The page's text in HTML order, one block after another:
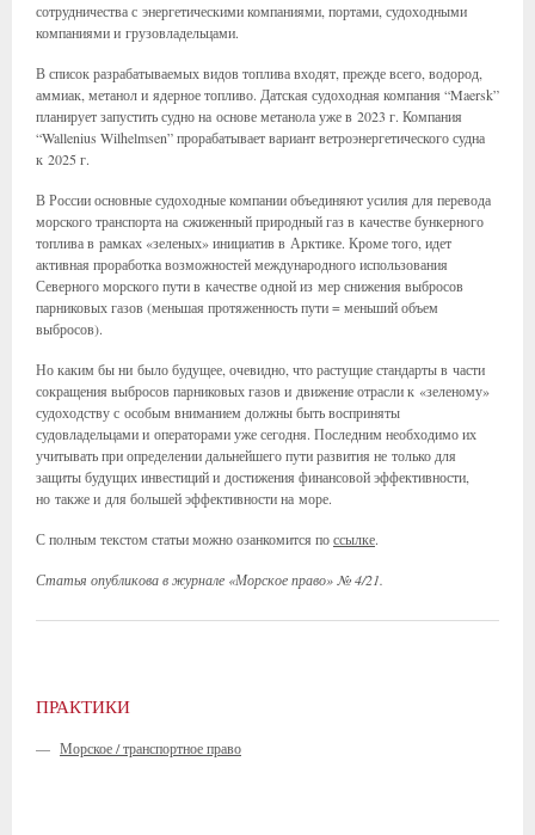
сотрудничества с энергетическими компаниями, портами, судоходными
компаниями и грузовладельцами.
В список разрабатываемых видов топлива входят, прежде всего, водород,
аммиак, метанол и ядерное топливо. Датская судоходная компания “Maersk”
планирует запустить судно на основе метанола уже в 2023 г. Компания
“Wallenius Wilhelmsen” прорабатывает вариант ветроэнергетического судна
к 2025 г.
В России основные судоходные компании объединяют усилия для перевода
морского транспорта на сжиженный природный газ в качестве бункерного
топлива в рамках «зеленых» инициатив в Арктике. Кроме того, идет
активная проработка возможностей международного использования
Северного морского пути в качестве одной из мер снижения выбросов
парниковых газов (меньшая протяженность пути = меньший объем
выбросов).
Но каким бы ни было будущее, очевидно, что растущие стандарты в части
сокращения выбросов парниковых газов и движение отрасли к «зеленому»
судоходству с особым вниманием должны быть восприняты
судовладельцами и операторами уже сегодня. Последним необходимо их
учитывать при определении дальнейшего пути развития не только для
защиты будущих инвестиций и достижения финансовой эффективности,
но также и для большей эффективности на море.
С полным текстом статьи можно озанкомится поссылке.
Статья опубликова в журнале «Морское право» № 4/21.
ПРАКТИКИ
— Морское / транспортное право